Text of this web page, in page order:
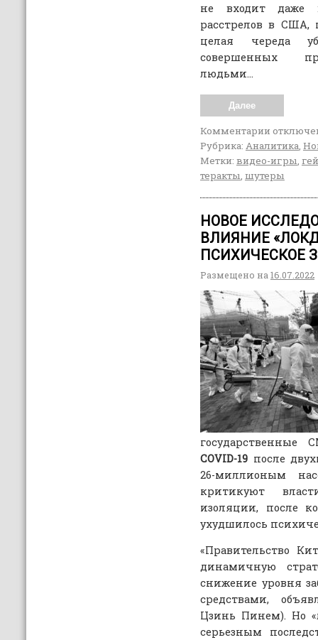
не входит даже
расстрелов в США,
целая череда
совершенных
людьми…
Далее
Комментарии
Рубрика: Аналитика,
Метки: видео-игры,
теракты, шутеры
НОВОЕ
ВЛИЯНИЕ
ПСИХИЧЕСКОЕ
Размещено на 16.07.2022
государственные
COVID-19после
26-миллионым
критикуют
изоляции, после
ухудшилось
«Правительство
динамичную
снижение уровня
средствами,
Цзинь Пинем). Но
серьезным